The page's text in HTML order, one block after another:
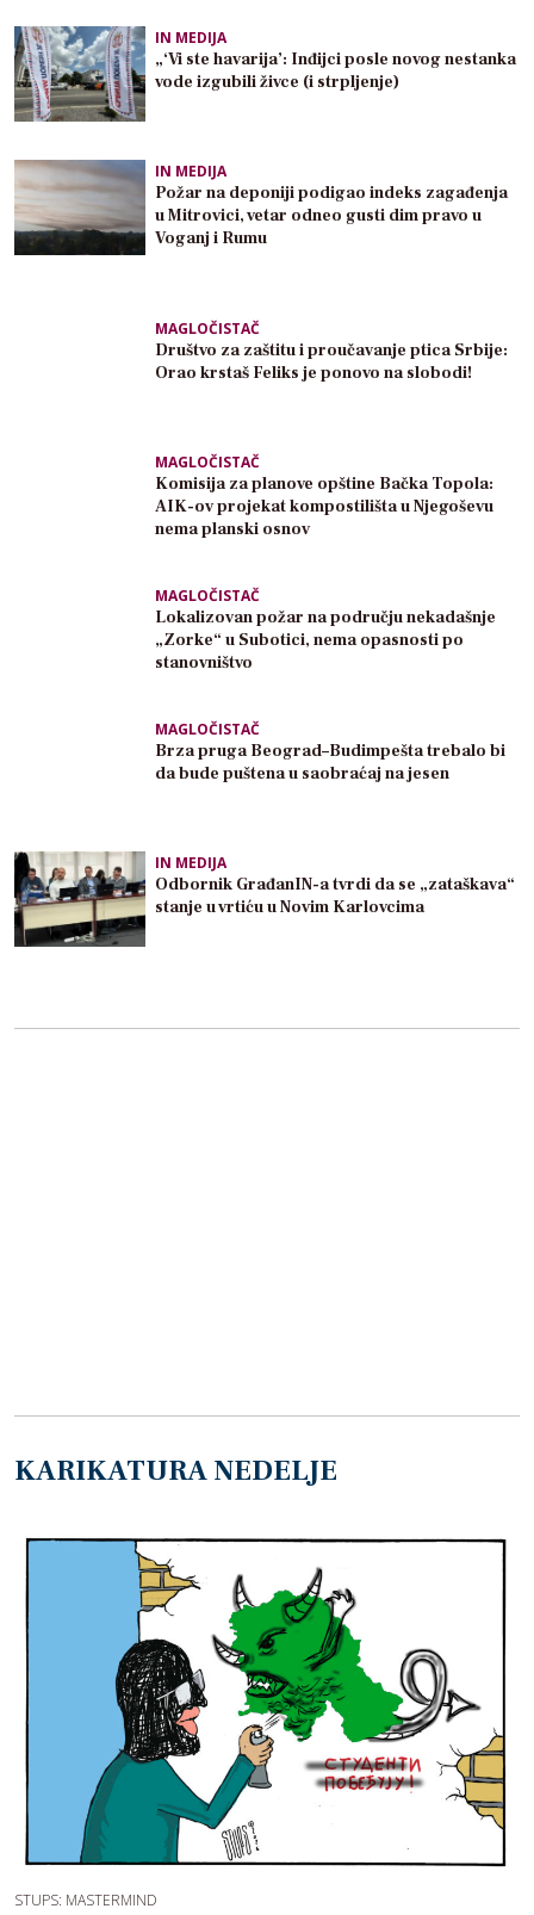
IN MEDIJA
„‘Vi ste havarija’: Inđijci posle novog nestanka
vode izgubili živce (i strpljenje)
IN MEDIJA
Požar na deponiji podigao indeks zagađenja
u Mitrovici, vetar odneo gusti dim pravo u
Voganj i Rumu
MAGLOČISTAČ
Društvo za zaštitu i proučavanje ptica Srbije:
Orao krstaš Feliks je ponovo na slobodi!
MAGLOČISTAČ
Komisija za planove opštine Bačka Topola:
AIK-ov projekat kompostilišta u Njegoševu
nema planski osnov
MAGLOČISTAČ
Lokalizovan požar na području nekadašnje
„Zorke“ u Subotici, nema opasnosti po
stanovništvo
MAGLOČISTAČ
Brza pruga Beograd–Budimpešta trebalo bi
da bude puštena u saobraćaj na jesen
IN MEDIJA
Odbornik GrađanIN-a tvrdi da se „zataškava“
stanje u vrtiću u Novim Karlovcima
KARIKATURA NEDELJE
STUPS: MASTERMIND